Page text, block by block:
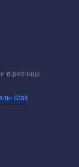
в розницу
Atak